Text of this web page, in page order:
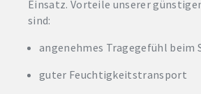
Einsatz. Vorteile unserer
sind:
angenehmes Tragegefühl beim
guter Feuchtigkeitstransport